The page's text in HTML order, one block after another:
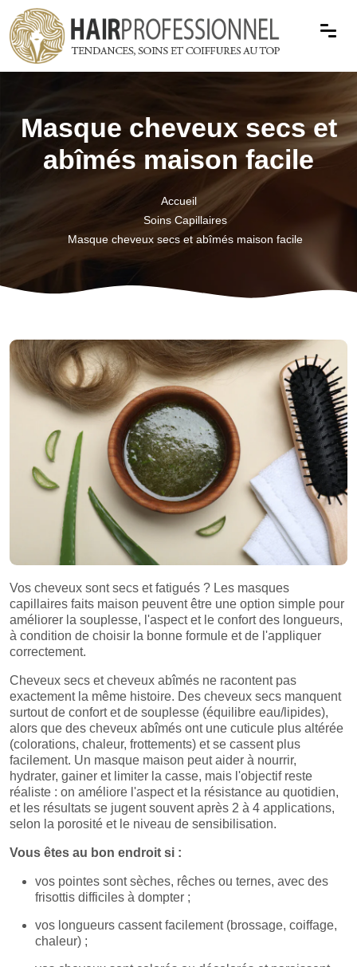
Masque cheveux secs et
abîmés maison facile
Accueil
Soins Capillaires
Masque cheveux secs et abîmés maison facile
Vos cheveux sont secs et fatigués ? Les masques
capillaires faits maison peuvent être une option simple pour
améliorer la souplesse, l'aspect et le confort des longueurs,
à condition de choisir la bonne formule et de l'appliquer
correctement.
Cheveux secs et cheveux abîmés ne racontent pas
exactement la même histoire. Des cheveux secs manquent
surtout de confort et de souplesse (équilibre eau/lipides),
alors que des cheveux abîmés ont une cuticule plus altérée
(colorations, chaleur, frottements) et se cassent plus
facilement. Un masque maison peut aider à nourrir,
hydrater, gainer et limiter la casse, mais l'objectif reste
réaliste : on améliore l'aspect et la résistance au quotidien,
et les résultats se jugent souvent après 2 à 4 applications,
selon la porosité et le niveau de sensibilisation.
Vous êtes au bon endroit si :
vos pointes sont sèches, rêches ou ternes, avec des
frisottis difficiles à dompter ;
vos longueurs cassent facilement (brossage, coiffage,
chaleur) ;